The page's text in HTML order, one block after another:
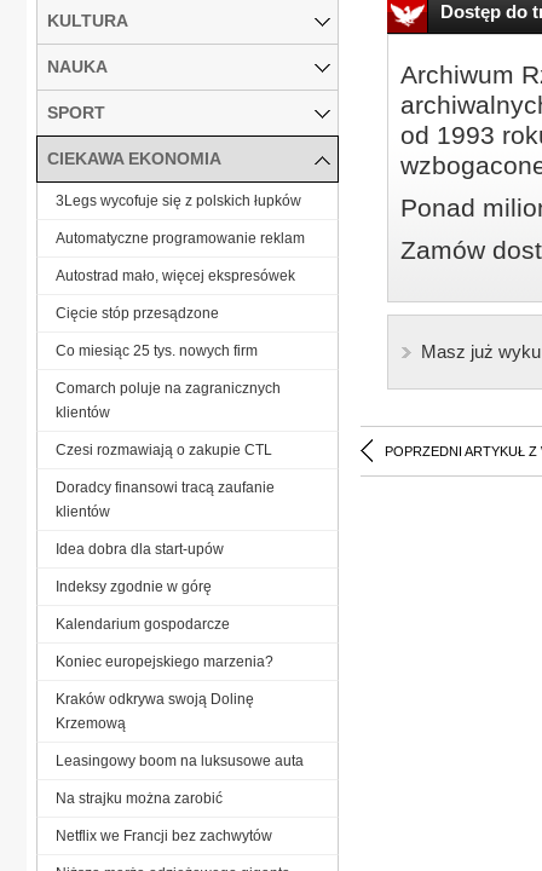
Dostęp do
Archiwum
od 1993
Ponad
Zamów
Masz już
POPRZEDNI ARTYKUŁ Z
KULTURA
NAUKA
SPORT
CIEKAWA EKONOMIA
3Legs wycofuje się z polskich łupków
Automatyczne programowanie reklam
Autostrad mało, więcej ekspresówek
Cięcie stóp przesądzone
Co miesiąc 25 tys. nowych firm
Comarch poluje na zagranicznych
klientów
Czesi rozmawiają o zakupie CTL
Doradcy finansowi tracą zaufanie
klientów
Idea dobra dla start-upów
Indeksy zgodnie w górę
Kalendarium gospodarcze
Koniec europejskiego marzenia?
Kraków odkrywa swoją Dolinę
Krzemową
Leasingowy boom na luksusowe auta
Na strajku można zarobić
Netflix we Francji bez zachwytów